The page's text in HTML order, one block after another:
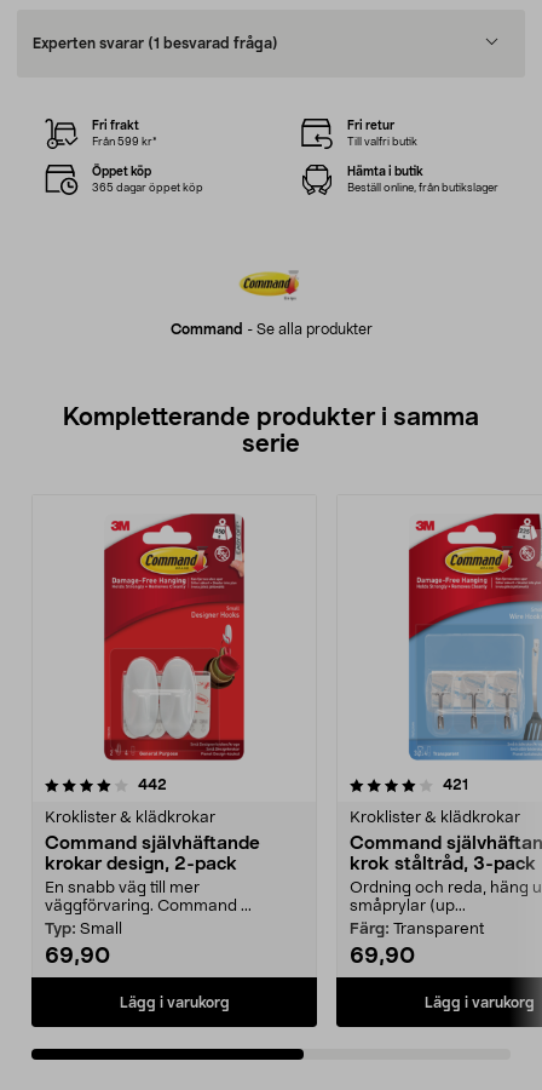
Experten svarar (1 besvarad fråga)
Command - Se alla produkter
Fri frakt
Från 599 kr*
Fri retur
Till valfri butik
Öppet köp
365 dagar öppet köp
Hämta i butik
Beställ online, från butikslager
Kompletterande produkter i samma
serie
442
Kroklister & klädkrokar
Command självhäftande
krokar design, 2-pack
En snabb väg till mer
väggförvaring. Command ...
Typ: Small
69,90
Lägg i varukorg
4.0av 5 stjärnor 421
Kroklister & klädkrokar
Command
krok ståltråd, 3-pack
Ordning och reda, häng
småprylar (up...
Färg: Transparent
69,90
Lägg i varukorg
4.0av 5 stjärnor